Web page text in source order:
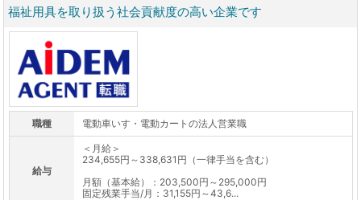
福祉用具を取り扱う社会貢献度の高い企業です
職種 電動車いす・電動カートの法人営業職
給与
＜月給＞
234,655円～338,631円（一律手当を含む）
月額（基本給）：203,500円～295,000円
固定残業手当/月：31,155円～43,6...